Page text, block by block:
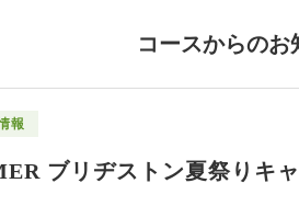
コースからのお
報
ブリヂストン夏祭りキ